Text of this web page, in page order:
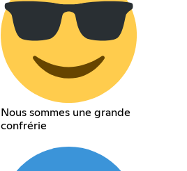
Nous sommes une grande
confrérie